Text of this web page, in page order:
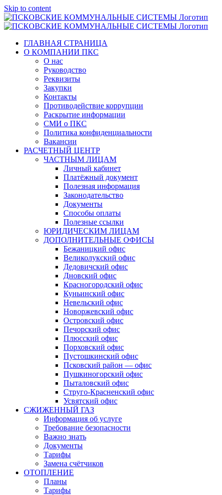
Skip to content
ГЛАВНАЯ СТРАНИЦА
О КОМПАНИИ ПКС
О нас
Руководство
Реквизиты
Закупки
Контакты
Противодействие коррупции
Раскрытие информации
СМИ о ПКС
Политика конфиденциальности
Вакансии
РАСЧЕТНЫЙ ЦЕНТР
ЧАСТНЫМ ЛИЦАМ
Личный кабинет
Платёжный документ
Полезная информация
Законодательство
Документы
Способы оплаты
Полезные ссылки
ЮРИДИЧЕСКИМ ЛИЦАМ
ДОПОЛНИТЕЛЬНЫЕ ОФИСЫ
Бежаницкий офис
Великолукский офис
Дедовичский офис
Дновский офис
Красногородский офис
Куньинский офис
Невельский офис
Новоржевский офис
Островский офис
Печорский офис
Плюсский офис
Порховский офис
Пустошкинский офис
Псковский район — офис
Пушкиногорский офис
Пыталовский офис
Струго-Красненский офис
Усвятский офис
СЖИЖЕННЫЙ ГАЗ
Информация об услуге
Требование безопасности
Важно знать
Документы
Тарифы
Замена счётчиков
ОТОПЛЕНИЕ
Планы
Тарифы